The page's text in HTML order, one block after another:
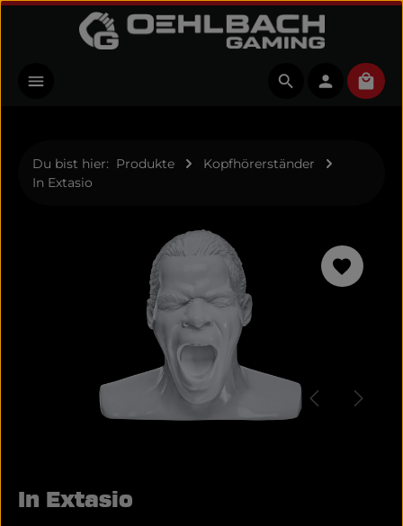
Zum Hauptinhalt springen
Du bist hier: Produkte
Kopfhörerständer
In Extasio
Bildergalerie überspringen
In Extasio